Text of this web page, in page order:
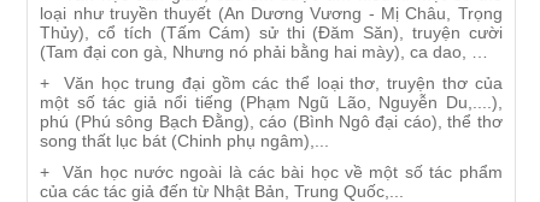
loại như truyền thuyết (An Dương Vương - Mị Châu, Trọng
Thủy), cổ tích (Tấm Cám) sử thi (Đăm Săn), truyện cười
(Tam đại con gà, Nhưng nó phải bằng hai mày), ca dao, …
+ Văn học trung đại gồm các thể loại thơ, truyện thơ của
một số tác giả nổi tiếng (Phạm Ngũ Lão, Nguyễn Du,....),
phú (Phú sông Bạch Đằng), cáo (Bình Ngô đại cáo), thể thơ
song thất lục bát (Chinh phụ ngâm),...
+ Văn học nước ngoài là các bài học về một số tác phẩm
của các tác giả đến từ Nhật Bản, Trung Quốc,...